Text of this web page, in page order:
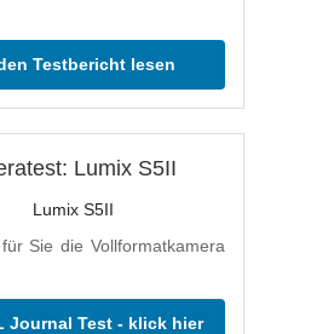
Testbericht lesen
Lumix S5II
Sie die Vollformatkamera
Journal Test - klick hier